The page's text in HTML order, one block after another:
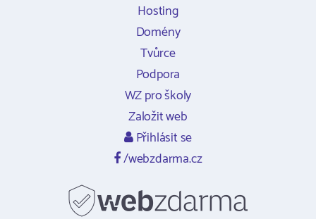
Hosting
Domény
Tvůrce
Podpora
WZ pro školy
Založit web
Přihlásit se
/webzdarma.cz